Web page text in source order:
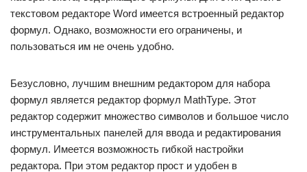
текстовом редакторе Word имеется встроенный редактор
формул. Однако, возможности его ограничены, и
пользоваться им не очень удобно.
Безусловно, лучшим внешним редактором для набора
формул является редактор формул MathType. Этот
редактор содержит множество символов и большое число
инструментальных панелей для ввода и редактирования
формул. Имеется возможность гибкой настройки
редактора. При этом редактор прост и удобен в